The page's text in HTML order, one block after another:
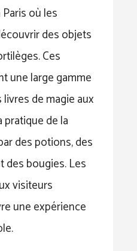
où les
des objets
Ces
une large gamme
livres de magie aux
de la
des potions, des
des bougies. Les
visiteurs
une expérience